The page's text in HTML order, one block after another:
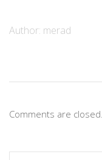
Author: merad
Comments are closed.